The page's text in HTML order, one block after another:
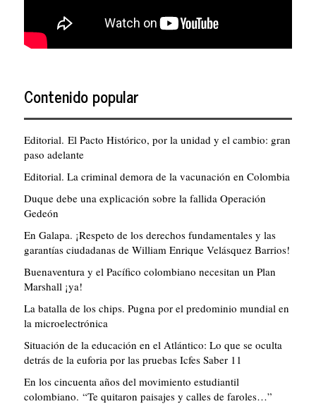
Contenido popular
Editorial. El Pacto Histórico, por la unidad y el cambio: gran
paso adelante
Editorial. La criminal demora de la vacunación en Colombia
Duque debe una explicación sobre la fallida Operación
Gedeón
En Galapa. ¡Respeto de los derechos fundamentales y las
garantías ciudadanas de William Enrique Velásquez Barrios!
Buenaventura y el Pacífico colombiano necesitan un Plan
Marshall ¡ya!
La batalla de los chips. Pugna por el predominio mundial en
la microelectrónica
Situación de la educación en el Atlántico: Lo que se oculta
detrás de la euforia por las pruebas Icfes Saber 11
En los cincuenta años del movimiento estudiantil
colombiano. “Te quitaron paisajes y calles de faroles…”